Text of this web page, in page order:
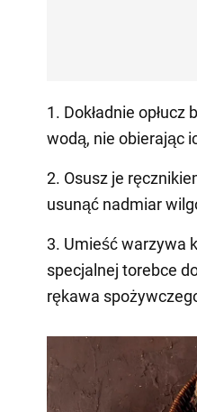
1. Dokładnie opłucz
wodą, nie obierając
2. Osusz je
usunąć nadmiar
3. Umieść warzywa
specjalnej torebce
rękawa